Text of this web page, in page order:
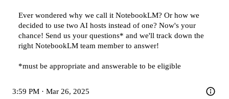
Ever wondered why we call it NotebookLM? Or how we
decided to use two AI hosts instead of one? Now's your
chance! Send us your questions* and we'll track down the
right NotebookLM team member to answer!
*must be appropriate and answerable to be eligible
3:59 PM · Mar 26, 2025